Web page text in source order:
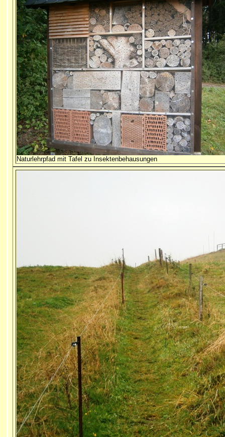
Naturlehrpfad mit Tafel zu Insektenbehausungen